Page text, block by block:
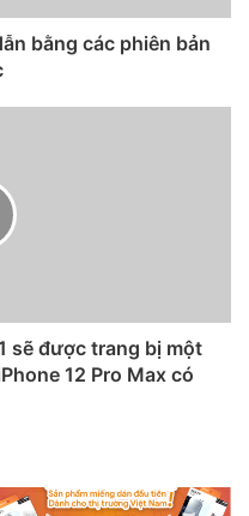
DISTRIBUTION
kinh doanh:
TMĐT:
bằng các phiên bản
sẽ được trang bị một
12 Pro Max có